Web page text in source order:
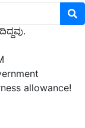
ಬೇಡಿಕೆ ಇತ್ತು.
allowance!